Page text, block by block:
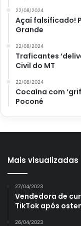
22/08/2024
Açaí falsificado!
Grande
22/08/2024
Traficantes
Civil do MT
22/08/2024
Cocaína com
Poconé
Mais visualizadas
27/04/2023
Vendedora de
TikTok após
26/04/2023